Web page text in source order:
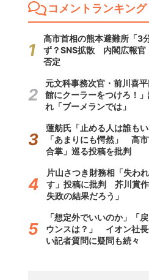
コメントランキング
高市首相の熊本避難所「3
ず？SNS拡散 内閣広報官
否定
元文科事務次官・前川喜
館にクーラーをつけろ！
れ「ブーメランでは」
蓮舫氏「止める人は誰もい
「あまりにも愕然」 高
合掌」巡る投稿を批判
片山さつき財務相「失わ
す」投稿に批判 芥川賞
失政の結果だろう」
「想定外でいいのか」「
ウンスは？」 イオン社長
い記者質問に疑問も続々